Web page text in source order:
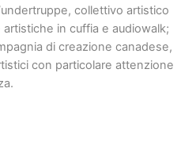
collettivo artistico
in cuffia e audiowalk;
di creazione canadese,
con particolare attenzione